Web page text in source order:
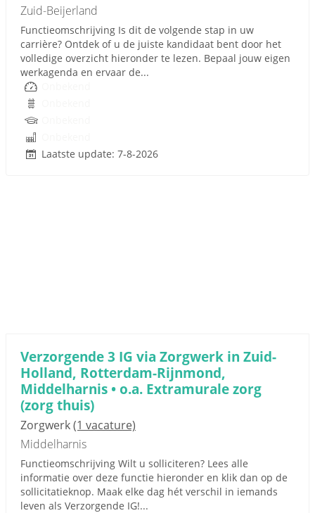
Zuid-Beijerland
Functieomschrijving Is dit de volgende stap in uw
carrière? Ontdek of u de juiste kandidaat bent door het
volledige overzicht hieronder te lezen. Bepaal jouw eigen
werkagenda en ervaar de...
Laatste update: 7-8-2026
Verzorgende 3 IG via Zorgwerk in Zuid-
Holland, Rotterdam-Rijnmond,
Middelharnis • o.a. Extramurale zorg
(zorg thuis)
Zorgwerk(1 vacature)
Middelharnis
Functieomschrijving Wilt u solliciteren? Lees alle
informatie over deze functie hieronder en klik dan op de
sollicitatieknop. Maak elke dag hét verschil in iemands
leven als Verzorgende IG!...